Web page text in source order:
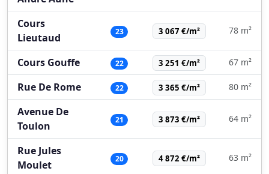
Cours
Lieutaud
23 3 067 €/m² 78 m²
Cours Gouffe 22 3 251 €/m² 67 m²
Rue De Rome 22 3 365 €/m² 80 m²
Avenue De
Toulon
21 3 873 €/m² 64 m²
Rue Jules
Moulet
20 4 872 €/m² 63 m²